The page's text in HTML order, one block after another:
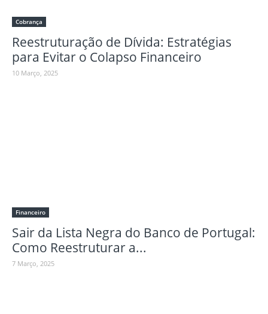
Cobrança
Reestruturação de Dívida: Estratégias
para Evitar o Colapso Financeiro
10 Março, 2025
Financeiro
Sair da Lista Negra do Banco de Portugal:
Como Reestruturar a...
7 Março, 2025